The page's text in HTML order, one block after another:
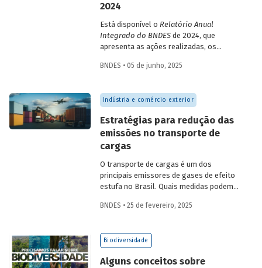
2024
Está disponível o Relatório Anual
Integrado do BNDESde 2024, que
apresenta as ações realizadas, os
sua atuação no ano passado. O
contribuiu com a retomada do
crescimento do país, tendo se fortalecido
como grande vetor da
neoindustrialização e do fomento à
inovação, à transição energética, à
economia verde e aos investimentos de
BNDES • 05 de junho, 2025
Indústria e comércio exterior
Estratégias para redução das
emissões no transporte de
cargas
O transporte de cargas é um dos
principais emissores de gases de efeito
estufa no Brasil. Quais medidas podem
ambiental? Confira as estratégias que
BNDES • 25 de fevereiro, 2025
Biodiversidade
Alguns conceitos sobre